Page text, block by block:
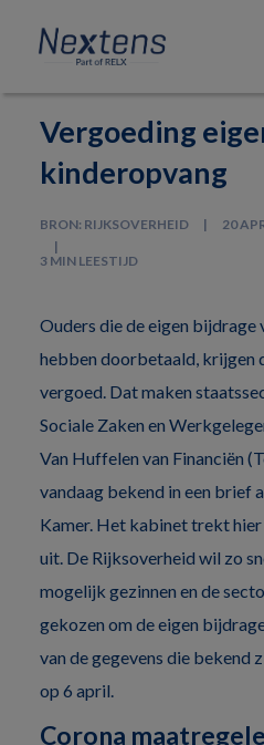
primary
navigation
content
footer
Nextens
Fiscaal
partner
van
professionals
Vergoeding
kinderopvang
BRON: RIJKSOVERHEID 20
3 MIN LEESTIJD
Ouders die de eigen
hebben doorbetaald, krijgen
vergoed. Dat maken
Sociale Zaken en
Van Huffelen van Financiën
vandaag bekend in een brief
Kamer. Het kabinet trekt
uit. De Rijksoverheid wil zo
mogelijk gezinnen en de
gekozen om de eigen
van de gegevens die bekend
op 6 april.
Corona